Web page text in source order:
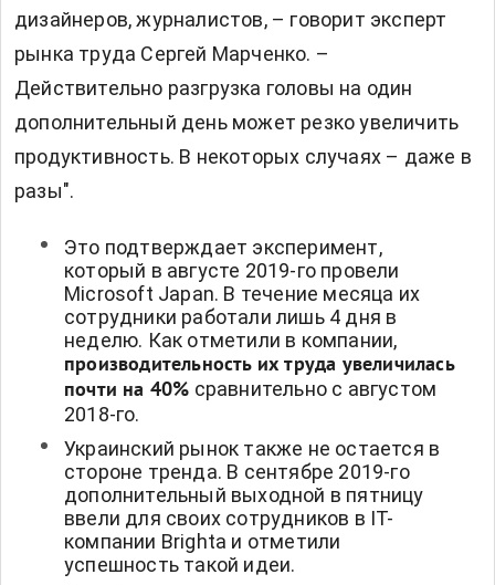
дизайнеров, журналистов, – говорит эксперт
рынка труда Сергей Марченко. –
Действительно разгрузка головы на один
дополнительный день может резко увеличить
продуктивность. В некоторых случаях – даже в
разы".
Это подтверждает эксперимент,
который в августе 2019-го провели
Microsoft Japan. В течение месяца их
сотрудники работали лишь 4 дня в
неделю. Как отметили в компании,
производительность их труда увеличилась
почти на 40% сравнительно с августом
2018-го.
Украинский рынок также не остается в
стороне тренда. В сентябре 2019-го
дополнительный выходной в пятницу
ввели для своих сотрудников в IT-
компании Brighta и отметили
успешность такой идеи.